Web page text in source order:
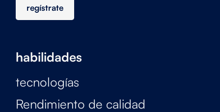
habilidades
tecnologías
Rendimiento de calidad